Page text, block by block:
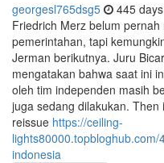
georgesl765dsg5 445
Friedrich Merz belum
pemerintahan, tapi
Jerman berikutnya. Juru
mengatakan bahwa saat ini
oleh tim independen masih
juga sedang dilakukan.
reissue https://ceiling-
indonesia